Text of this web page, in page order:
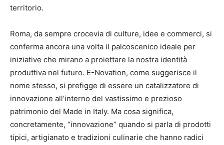
territorio.
Roma, da sempre crocevia di culture, idee e commerci, si
conferma ancora una volta il palcoscenico ideale per
iniziative che mirano a proiettare la nostra identità
produttiva nel futuro. E-Novation, come suggerisce il
nome stesso, si prefigge di essere un catalizzatore di
innovazione all’interno del vastissimo e prezioso
patrimonio del Made in Italy. Ma cosa significa,
concretamente, “innovazione” quando si parla di prodotti
tipici, artigianato e tradizioni culinarie che hanno radici